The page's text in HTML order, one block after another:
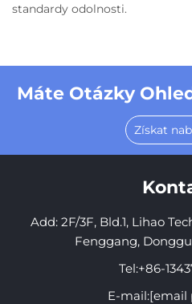
standardy odolnosti.
Máte Otázky
Získat
Add: 2F/3F, Bld.1, Lihao
Fenggang,
Tel:+86-
E-mail:[email